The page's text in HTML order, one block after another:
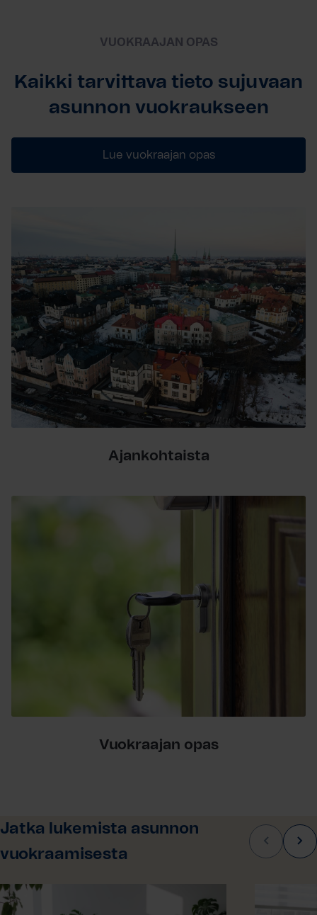
VUOKRAAJAN OPAS
Kaikki tarvittava tieto sujuvaan
asunnon vuokraukseen
Lue vuokraajan opas
Ajankohtaista
Vuokraajan opas
Jatka lukemista asunnon
vuokraamisesta
Siirry